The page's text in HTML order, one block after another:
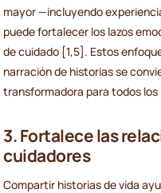
mayor —incluyendo
puede fortalecer los lazos
de cuidado [1,5]. Estos
narración de historias se
transformadora para todos los
3. Fortalece las
cuidadores
Compartir historias de vida